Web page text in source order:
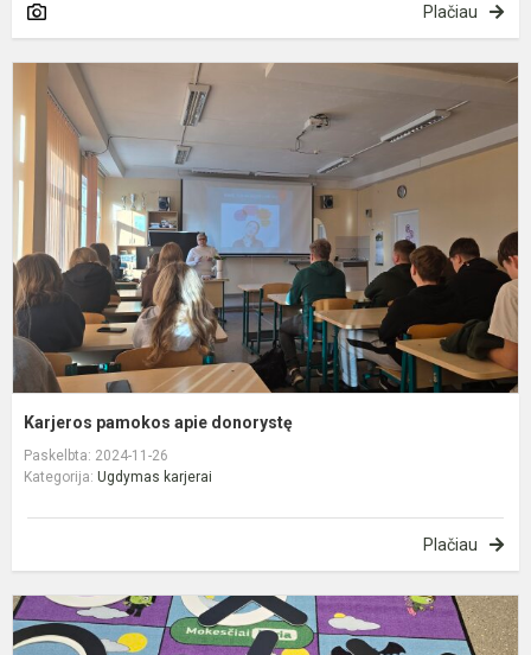
Plačiau
Karjeros pamokos apie donorystę
Paskelbta: 2024-11-26
Kategorija: Ugdymas karjerai
Plačiau